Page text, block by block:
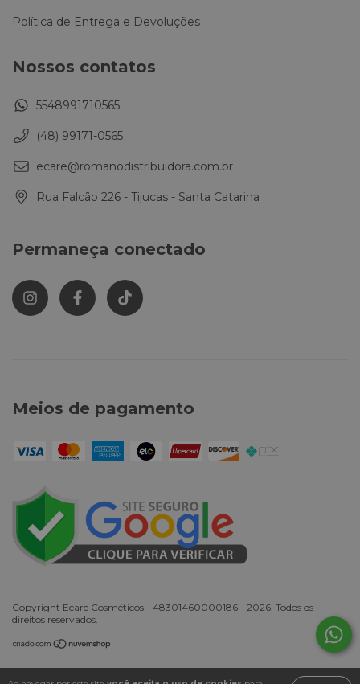
Política de Entrega e Devoluções
Nossos contatos
5548991710565
(48) 99171-0565
ecare@romanodistribuidora.com.br
Rua Falcão 226 - Tijucas - Santa Catarina
Permaneça conectado
Meios de pagamento
Copyright Ecare Cosméticos - 48301460000186 - 2026. Todos os
direitos reservados.